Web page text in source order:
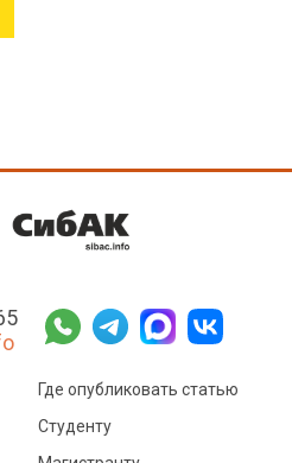
Где опубликовать статью
Студенту